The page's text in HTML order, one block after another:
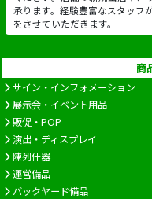
承ります。経験豊富なスタッフ
をさせていただきます。
商
サイン・インフォメーション
展示会・イベント用品
販促・POP
演出・ディスプレイ
陳列什器
運営備品
バックヤード備品